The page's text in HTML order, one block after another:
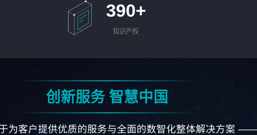
390+
知识产权
创新服务 智慧中国
客户提供优质的服务与全面的数智化整体解决方案